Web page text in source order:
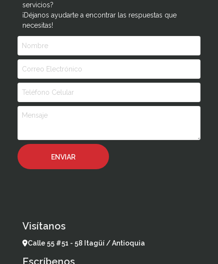
servicios?
¡Déjanos ayudarte a encontrar las respuestas que
necesitas!
Visítanos
Calle 55 #51 - 58 Itagüí / Antioquia
Escríbenos